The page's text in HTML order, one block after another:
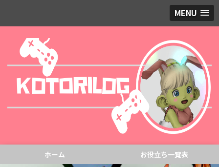
MENU
ホーム お役立ち一覧表